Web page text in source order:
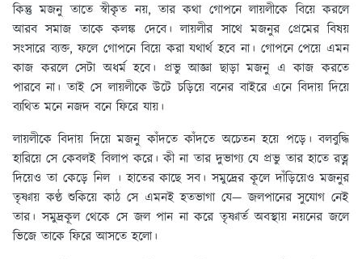
কিন্তু মজনু তাতে স্বীকৃত নয়, তার কথা গোপনে লায়লীকে বিয়ে করলে
আরব সমাজ তাকে কলঙ্ক দেবে। লায়লীর সাথে মজনুর প্রেমের বিষয়
সংসারে ব্যক্ত, ফলে গোপনে বিয়ে করা যথার্থ হবে না। গোপনে পেয়ে এমন
কাজ করলে সেটা অধর্ম হবে। প্রভু আজ্ঞা ছাড়া মজনু এ কাজ করতে
পারবে না। তাই সে লায়লীকে উটে চড়িয়ে বনের বাইরে এনে বিদায় দিয়ে
ব্যথিত মনে নজদ বনে ফিরে যায়।
লায়লীকে বিদায় দিয়ে মজনু কাঁদতে কাঁদতে অচেতন হয়ে পড়ে। বলবুদ্ধি
হারিয়ে সে কেবলই বিলাপ করে। কী না তার দুভাগ্য যে প্রভু তার হাতে রত্ন
দিয়েও তা কেড়ে নিল । হাতের কাছে সব। সমুদ্রের কূলে দাঁড়িয়েও মজনুর
তৃষ্ণায় কণ্ঠ শুকিয়ে কাঠ সে এমনই হতভাগা যে— জলপানের সুযোগ নেই
তার। সমুদ্রকূল থেকে সে জল পান না করে তৃষ্ণার্ত অবস্থায় নয়নের জলে
ভিজে তাকে ফিরে আসতে হলো।